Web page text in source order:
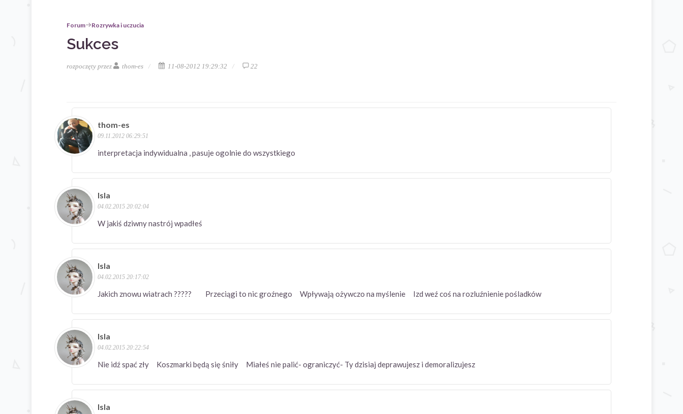
Forum Rozrywka i uczucia
Sukces
rozpoczęty przez thom-es 11-08-2012 19:29:32 22
thom-es
09.11.2012 06:29:51
interpretacja indywidualna , pasuje ogolnie do wszystkiego
Isla
04.02.2015 20:02:04
W jakiś dziwny nastrój wpadłeś
Isla
04.02.2015 20:17:02
Jakich znowu wiatrach ????? Przeciągi to nic groźnego Wpływają ożywczo na myślenie Izd weź coś na rozluźnienie pośladków
Isla
04.02.2015 20:22:54
Nie idź spać zły Koszmarki będą się śniły Miałeś nie palić- ograniczyć- Ty dzisiaj deprawujesz i demoralizujesz
Isla